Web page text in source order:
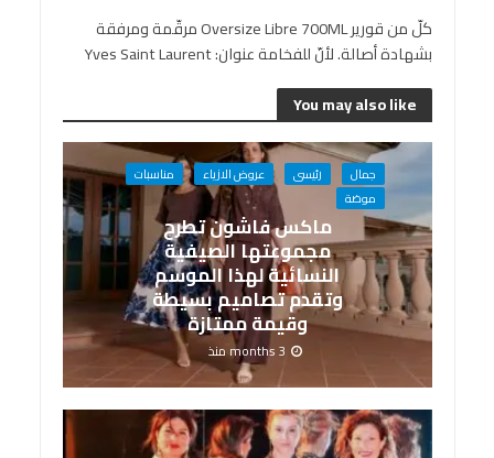
كلّ من قورير Oversize Libre 700ML مرقّمة ومرفقة
بشهادة أصالة. لأنّ للفخامة عنوان: Yves Saint Laurent
You may also like
جمال رئيسى عروض الازياء
مناسبات
موضة
ماكس فاشون تطرح
مجموعتها الصيفية
النسائية لهذا الموسم
وتقدم تصاميم بسيطة
وقيمة ممتازة
3 months منذ